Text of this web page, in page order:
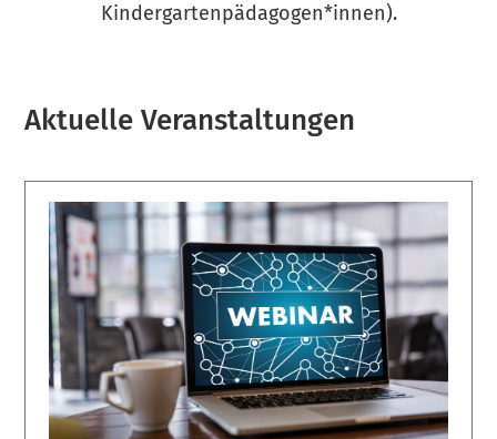
Kindergartenpädagogen*innen).
Aktuelle Veranstaltungen